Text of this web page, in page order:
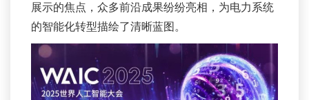
展示的焦点，众多前沿成果纷纷亮相，为电力系统
的智能化转型描绘了清晰蓝图。